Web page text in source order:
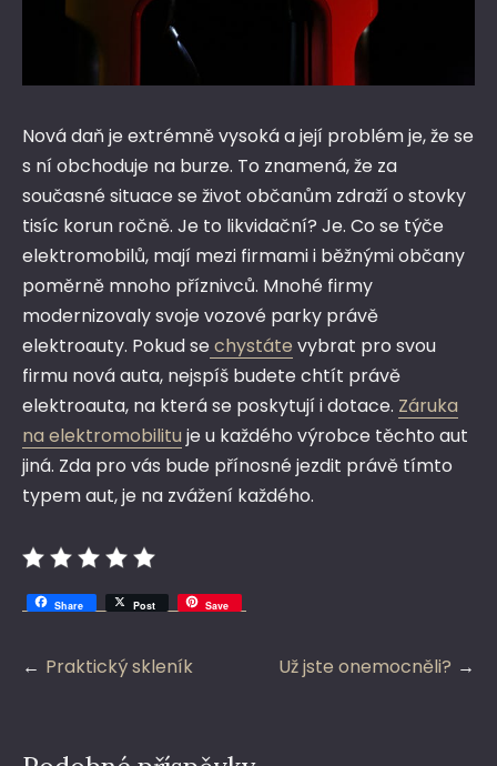
Nová daň je extrémně vysoká a její problém je, že se
s ní obchoduje na burze. To znamená, že za
současné situace se život občanům zdraží o stovky
tisíc korun ročně. Je to likvidační? Je. Co se týče
elektromobilů, mají mezi firmami i běžnými občany
poměrně mnoho příznivců. Mnohé firmy
modernizovaly svoje vozové parky právě
elektroauty. Pokud sechystáte vybrat pro svou
firmu nová auta, nejspíš budete chtít právě
elektroauta, na která se poskytují i dotace. Záruka
na elektromobilitu je u každého výrobce těchto aut
jiná. Zda pro vás bude přínosné jezdit právě tímto
typem aut, je na zvážení každého.
Share Post Save
Navigace
Praktický skleník Už jste onemocněli?